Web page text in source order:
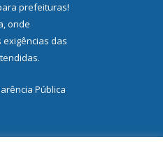
prefeituras!
onde
das
Pública